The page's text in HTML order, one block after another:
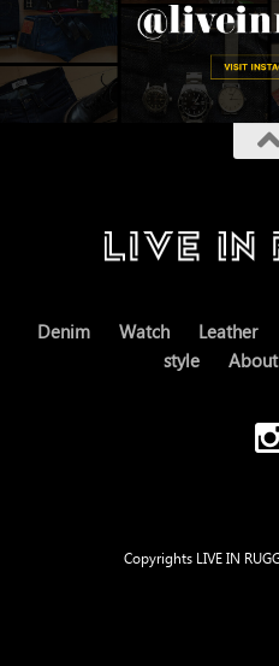
Denim Watch Leather
style
About
Copyrights LIVE IN